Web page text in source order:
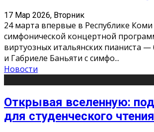
17 Мар 2026, Вторник
24 марта впервые в Республике Коми
симфонической концертной
виртуозных итальянских пианиста
и Габриеле Баньяти с симфо...
Новости
Открывая вселенную:
для студенческого чтения